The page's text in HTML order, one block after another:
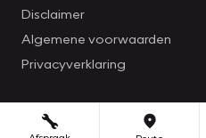
Disclaimer
Algemene voorwaarden
Privacyverklaring